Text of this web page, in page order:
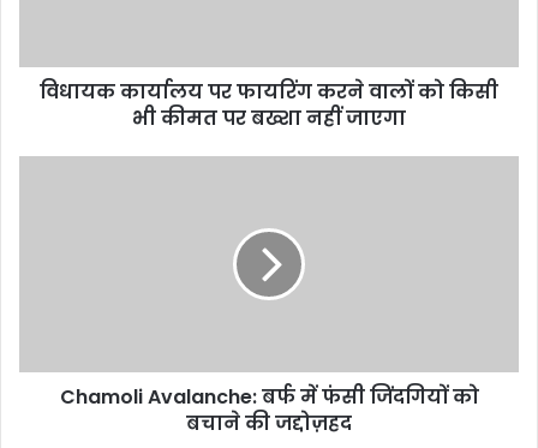
d
विधायक कार्यालय पर फायरिंग करने वालों को किसी
भी कीमत पर बख्शा नहीं जाएगा
Chamoli Avalanche: बर्फ में फंसी जिंदगियों को
बचाने की जद्दोज़हद